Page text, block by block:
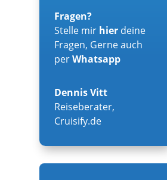
Fragen?
Stelle mir hier deine
Fragen, Gerne auch
perWhatsapp
Dennis Vitt
Reiseberater,
Cruisify.de